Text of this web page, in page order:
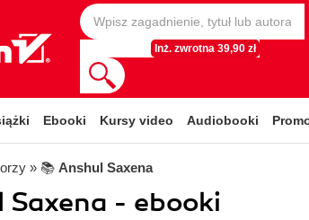
Inż. zwrotna 39,90 zł
Ebooki Kursy video Audiobooki
» 📚 Anshul Saxena
Saxena - ebooki